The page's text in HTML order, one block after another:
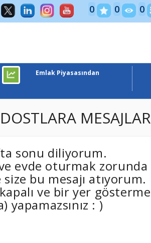
0 0 0
Emlak Piyasasından
MESAJLAR
sonu diliyorum.
evde oturmak zorunda
bu mesajı atıyorum.
ve bir yer gösterme
yapamazsınız : )